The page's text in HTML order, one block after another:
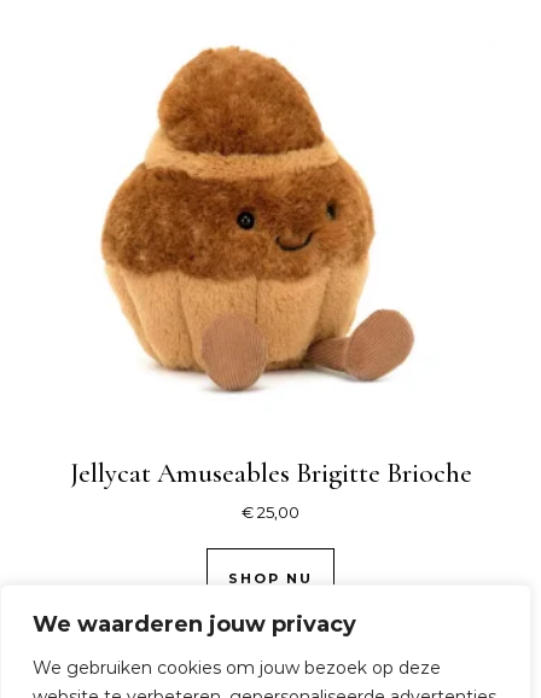
We waarderen jouw privacy
We gebruiken cookies om jouw bezoek op deze
Jellycat Amuseables Brigitte Brioche
€25,00
SHOP NU